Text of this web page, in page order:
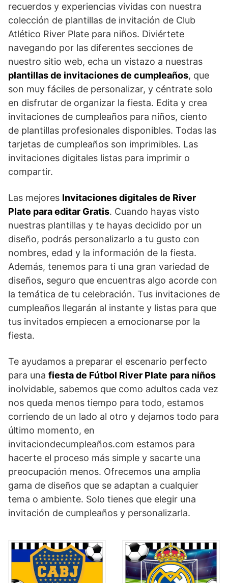
recuerdos y experiencias vividas con nuestra
colección de plantillas de invitación de Club
Atlético River Plate para niños. Diviértete
navegando por las diferentes secciones de
nuestro sitio web, echa un vistazo a nuestras
plantillas de invitaciones de cumpleaños, que
son muy fáciles de personalizar, y céntrate solo
en disfrutar de organizar la fiesta. Edita y crea
invitaciones de cumpleaños para niños, ciento
de plantillas profesionales disponibles. Todas las
tarjetas de cumpleaños son imprimibles. Las
invitaciones digitales listas para imprimir o
compartir.
Las mejores Invitaciones digitales de River
Plate para editar Gratis. Cuando hayas visto
nuestras plantillas y te hayas decidido por un
diseño, podrás personalizarlo a tu gusto con
nombres, edad y la información de la fiesta.
Además, tenemos para ti una gran variedad de
diseños, seguro que encuentras algo acorde con
la temática de tu celebración. Tus invitaciones de
cumpleaños llegarán al instante y listas para que
tus invitados empiecen a emocionarse por la
fiesta.
Te ayudamos a preparar el escenario perfecto
para una fiesta de Fútbol River Plate para niños
inolvidable, sabemos que como adultos cada vez
nos queda menos tiempo para todo, estamos
corriendo de un lado al otro y dejamos todo para
último momento, en
invitaciondecumpleaños.com estamos para
hacerte el proceso más simple y sacarte una
preocupación menos. Ofrecemos una amplia
gama de diseños que se adaptan a cualquier
tema o ambiente. Solo tienes que elegir una
invitación de cumpleaños y personalizarla.